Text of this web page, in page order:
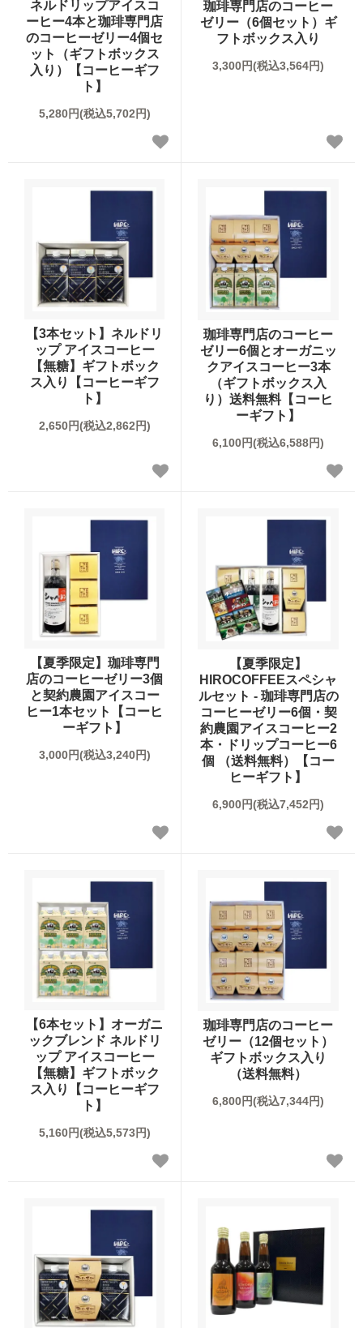
お試しセット（送料無料）
まとめ買いディスカウント
コーヒーギフト（すべて）
コーヒーマイスターセレクトギフト
レギュラーコーヒーギフト
スイーツギフト
スイーツとコーヒーギフト
スイーツ
シュガー・フレッシュ・シロップ
コーヒー器具
ヒロオリジナルグッズ
すべてのコーヒー豆から選ぶ
味わいで選ぶ
焙煎度で選ぶ
産地で選ぶ
フレーバーから選ぶ
シーン/気分で選ぶ
飲み方で選ぶ
ネルドリップアイスコ
ーヒー4本と珈琲専門店
のコーヒーゼリー4個セ
ット（ギフトボックス
入り）【コーヒーギフ
ト】
5,280円(税込5,702円)
珈琲専門店のコーヒー
ゼリー（6個セット）ギ
フトボックス入り
3,300円(税込3,564円)
【3本セット】ネルドリ
ップ アイスコーヒー
【無糖】ギフトボック
ス入り【コーヒーギフ
ト】
2,650円(税込2,862円)
珈琲専門店のコーヒー
ゼリー6個とオーガニッ
クアイスコーヒー3本
（ギフトボックス入
り）送料無料【コーヒ
ーギフト】
6,100円(税込6,588円)
【夏季限定】珈琲専門
店のコーヒーゼリー3個
と契約農園アイスコー
ヒー1本セット【コーヒ
ーギフト】
3,000円(税込3,240円)
【夏季限定】
HIROCOFFEEスペシャ
ルセット - 珈琲専門店の
コーヒーゼリー6個・契
約農園アイスコーヒー2
本・ドリップコーヒー6
個 （送料無料）【コー
ヒーギフト】
6,900円(税込7,452円)
【6本セット】オーガニ
ックブレンド ネルドリ
ップ アイスコーヒー
【無糖】ギフトボック
ス入り【コーヒーギフ
ト】
5,160円(税込5,573円)
珈琲専門店のコーヒー
ゼリー（12個セット）
ギフトボックス入り
（送料無料）
6,800円(税込7,344円)